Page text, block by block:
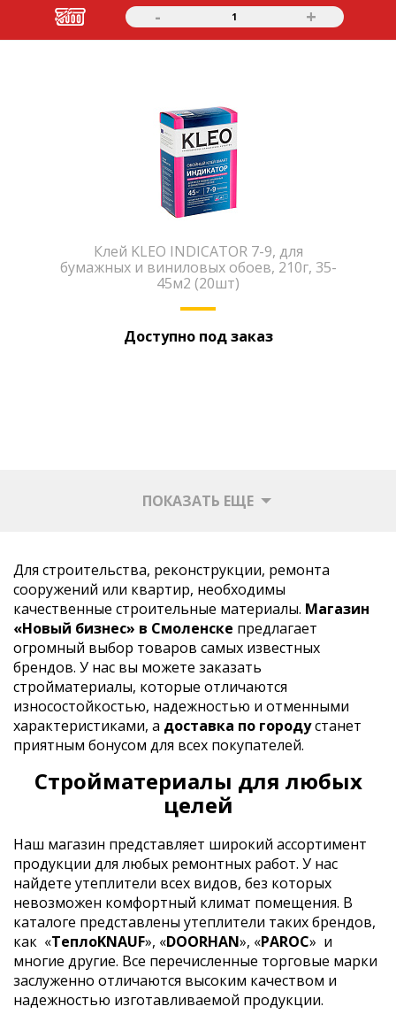
- 1 +
Клей KLEO INDICATOR 7-9, для
бумажных и виниловых обоев, 210г, 35-
45м2 (20шт)
Доступно под заказ
ПОКАЗАТЬ ЕЩЕ
Для строительства, реконструкции, ремонта
сооружений или квартир, необходимы
качественные строительные материалы. Магазин
«Новый бизнес» в Смоленске предлагает
огромный выбор товаров самых известных
брендов. У нас вы можете заказать
стройматериалы, которые отличаются
износостойкостью, надежностью и отменными
характеристиками, а доставка по городустанет
приятным бонусом для всех покупателей.
Стройматериалы для любых
целей
Наш магазин представляет широкий ассортимент
продукции для любых ремонтных работ. У нас
найдете утеплители всех видов, без которых
невозможен комфортный климат помещения. В
каталоге представлены утеплители таких брендов,
как «ТеплоKNAUF», «DOORHAN», «PAROC» и
многие другие. Все перечисленные торговые марки
заслуженно отличаются высоким качеством и
надежностью изготавливаемой продукции.